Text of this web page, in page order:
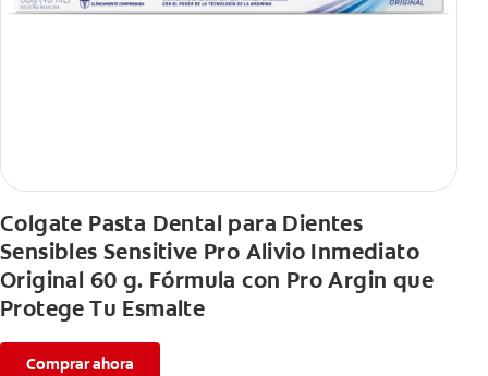
Colgate Pasta Dental para Dientes
Sensibles Sensitive Pro Alivio Inmediato
Original 60 g. Fórmula con Pro Argin que
Protege Tu Esmalte
Comprar ahora